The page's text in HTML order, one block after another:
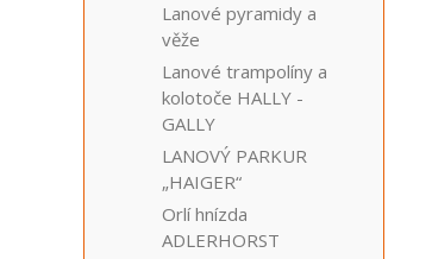
Lanové pyramidy a
věže
Lanové trampolíny a
kolotoče HALLY -
GALLY
LANOVÝ PARKUR
„HAIGER“
Orlí hnízda
ADLERHORST